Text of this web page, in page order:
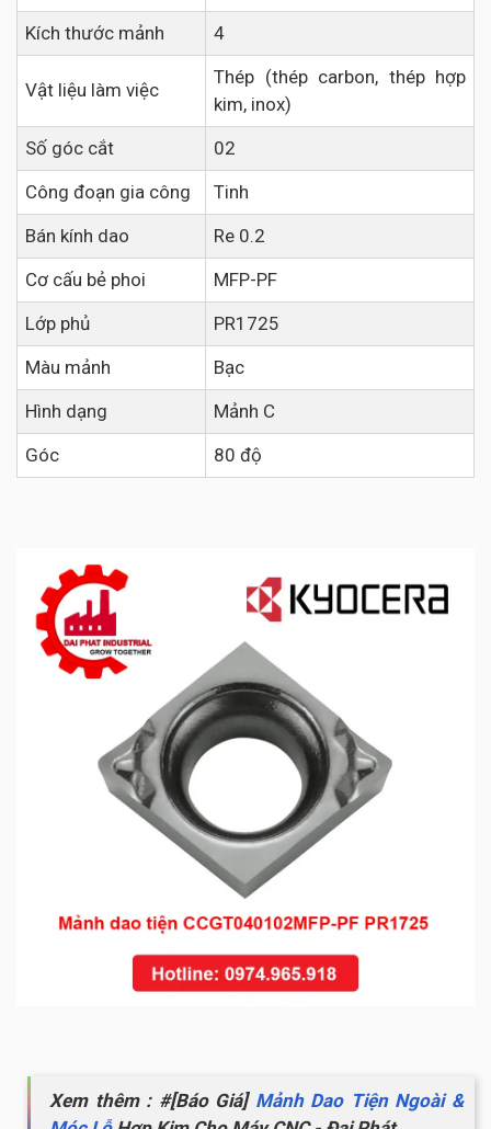
Kích thước mảnh 4
Vật liệu làm việc
Thép (thép carbon, thép hợp
kim, inox)
Số góc cắt
02
Công đoạn gia công
Tinh
Bán kính dao
Re 0.2
Cơ cấu bẻ phoi
MFP-PF
Lớp phủ
PR1725
Màu mảnh
Bạc
Hình dạng
Mảnh C
Góc
80 độ
Xem thêm : #[Báo Giá] Mảnh Dao Tiện Ngoài &